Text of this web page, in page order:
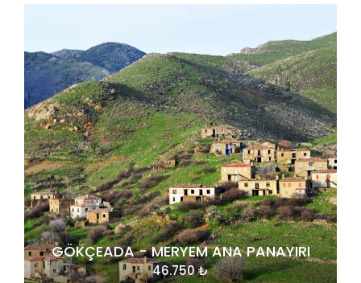
MAÇAHEL VE KUZEY DOĞU KARADENİZ
49.275 ₺